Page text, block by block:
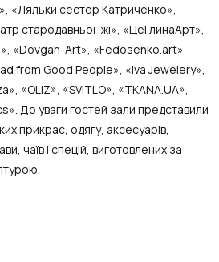
«Ляльки сестер Катриченко»,
стародавньої їжі», «ЦеГлинаАрт»,
«Dovgan-Art», «Fedosenko.art»
from Good People», «Iva Jewelery»,
«OLIZ», «SVITLO», «TKANA.UA»,
До уваги гостей зали представили
прикрас, одягу, аксесуарів,
чаїв і спецій, виготовлених за